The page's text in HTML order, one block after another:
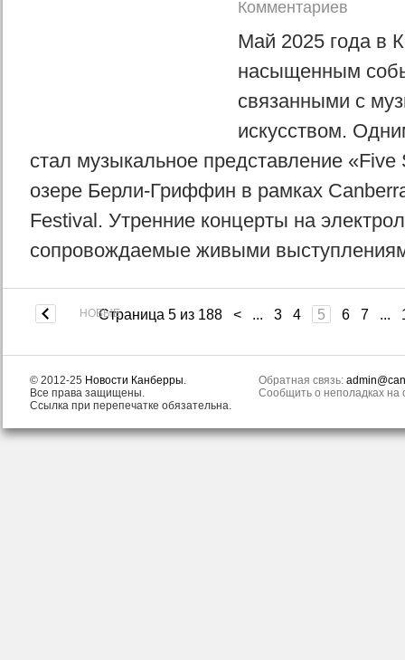
Комментариев
Май 2025 года в
насыщенным
связанными с
искусством.
стал музыкальное представление «Five
озере Берли-Гриффин в рамках
Festival. Утренние концерты на
сопровождаемые живыми
Страница 5 из 188 <
НОВЫЕ ... 3 4 5 6 7 ...
© 2012-25 Новости Канберры.
Все права защищены.
Ссылка при перепечатке обязательна.
Обратная связь:
Сообщить о неполадках на